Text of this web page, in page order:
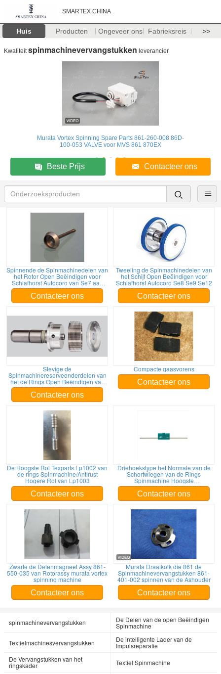
SMARTEX CHINA
Huis Producten Ongeveer ons Fabrieksreis >>
Kwaliteitspinmachinevervangstukken leverancier
Murata Vortex Spinning Spare Parts 861-260-008 86D-
100-053 VALVE voor MVS 861 870EX
Beste Prijs Contacteer ons
Spinnende de Spinmachinedelen van
het Rotor Open Beëindigen voor
Schlafhorst Autocoro van Se7 aan
Se12
Contacteer ons
Tweeling de Spinmachinedelen van
het Schijf Open Beëindigen voor
Schlafhorst Autocoro Se8 Se9 Se12
Contacteer ons
Stevige de
Spinmachinereserveonderdelen van
het de Rings Open Beëindigen van
Schlafhorstautocoro
SE9/SE10/SE11/SE12/SE7/SE8
Contacteer ons
Compacte gaasvorens
Contacteer ons
De Hoogste Rol Texparts Lp1002 van
de rings Spinmachine/Antirust
Hogere Rol van Lp1003
Contacteer ons
Driehoekstype het Normale van de
Schortwiegen van de Rings
Spinmachine Hoogste
Verbindingsstuk van de de Drukbar
Contacteer ons
Zwarte de Delenmagneet Assy 861-
550-035 van Rotorassy murata vortex
spinning machine
Contacteer ons
Murata Draaikolk die 861 de
Spinmachinevervangstukken 861-
401-002 spinnen van de Ashouder
Contacteer ons
spinmachinevervangstukken De Delen van de open Beëindigen
Spinmachine
Textielmachinesvervangstukken
De intelligente Lader van de
Impulsreparatie
De Vervangstukken van het
ringskader Textiel Spinmachine